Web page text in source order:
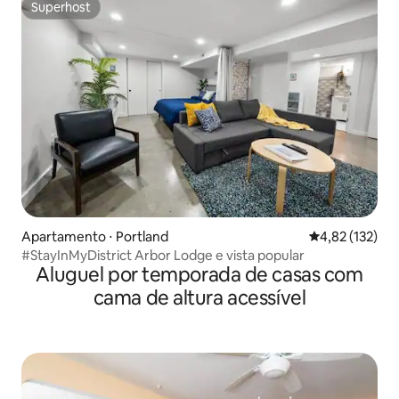
Superhost
Superhost
Apartamento ⋅ Portland 4,82 de uma
4,82 (132)
#StayInMyDistrict Arbor Lodge e vista popular
Aluguel por temporada de casas com
cama de altura acessível